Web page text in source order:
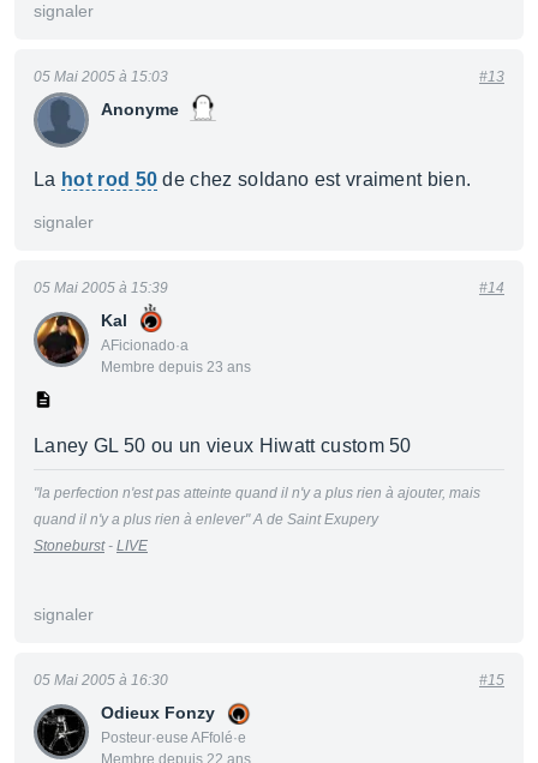
signaler
Anonyme
05 Mai 2005 à 15:03 #13
La hot rod 50 de chez soldano est vraiment bien.
signaler
Kal
AFicionado·a
Membre depuis 23 ans
05 Mai 2005 à 15:39 #14
Laney GL 50 ou un vieux Hiwatt custom 50
"la perfection n'est pas atteinte quand il n'y a plus rien à ajouter, mais
quand il n'y a plus rien à enlever" A de Saint Exupery
Stoneburst- LIVE
signaler
Odieux Fonzy
Posteur·euse AFfolé·e
Membre depuis 22 ans
05 Mai 2005 à 16:30 #15